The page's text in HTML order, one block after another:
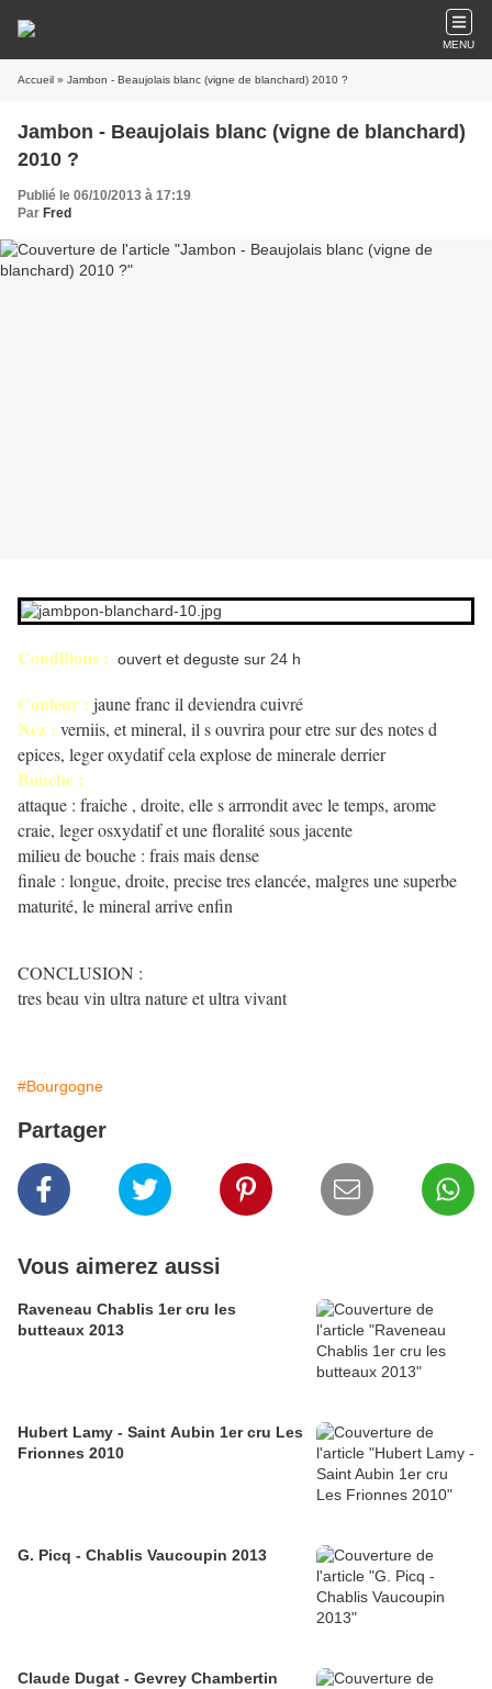
MENU
Accueil » Jambon - Beaujolais blanc (vigne de blanchard) 2010 ?
Jambon - Beaujolais blanc (vigne de blanchard)
2010 ?
Publié le 06/10/2013 à 17:19
Par Fred
Conditions : ouvert et deguste sur 24 h
Couleur : jaune franc il deviendra cuivré
Nez : verniis, et mineral, il s ouvrira pour etre sur des notes d
epices, leger oxydatif cela explose de minerale derrier
Bouche :
attaque : fraiche , droite, elle s arrrondit avec le temps, arome
craie, leger osxydatif et une floralité sous jacente
milieu de bouche : frais mais dense
finale : longue, droite, precise tres elancée, malgres une superbe
maturité, le mineral arrive enfin
CONCLUSION :
tres beau vin ultra nature et ultra vivant
#Bourgogne
Partager
Vous aimerez aussi
Raveneau Chablis 1er cru les
butteaux 2013
Hubert Lamy - Saint Aubin 1er cru Les
Frionnes 2010
G. Picq - Chablis Vaucoupin 2013
Claude Dugat - Gevrey Chambertin